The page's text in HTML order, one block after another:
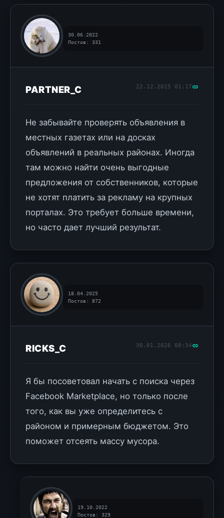
30.06.2022
Постов: 331
PARTNER_C 22.12.2025 01:17
Не забывайте проверять объявления в
местных газетах или на досках
объявлений в реальных районах. Иногда
там можно найти очень выгодные
предложения от собственников, которые
не хотят платить за рекламу на крупных
порталах. Это требует больше времени,
но часто дает лучший результат.
18.04.2025
Постов: 872
RICKS_C 30.01.2026 08:34
Я бы посоветовал начать с поиска через
Facebook Marketplace, но только после
того, как вы уже определитесь с
районом и примерным бюджетом. Это
поможет отсеять массу мусора.
19.10.2022
Постов: 329